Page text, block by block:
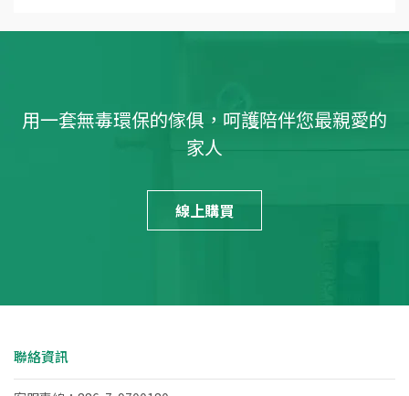
用一套無毒環保的傢俱，呵護陪伴您最親愛的
家人
線上購買
聯絡資訊